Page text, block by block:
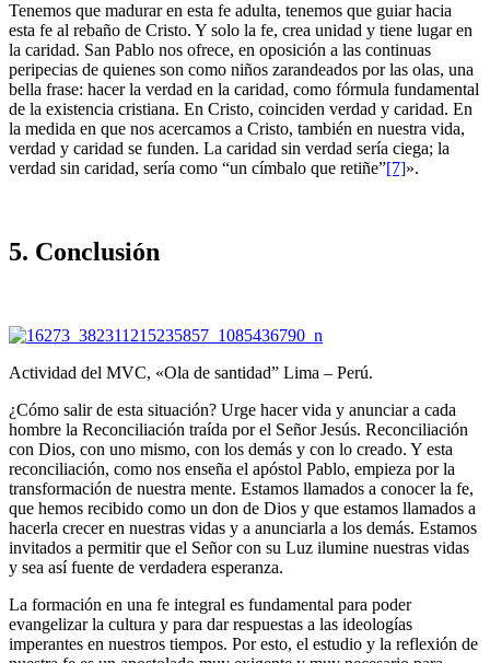
Tenemos que madurar en esta fe adulta, tenemos que guiar hacia
esta fe al rebaño de Cristo. Y solo la fe, crea unidad y tiene lugar en
la caridad. San Pa­blo nos ofrece, en oposición a las continuas
peripecias de quienes son como niños zarandeados por las olas, una
bella frase: hacer la verdad en la caridad, como fórmula fundamental
de la existencia cristiana. En Cristo, coinciden verdad y caridad. En
la medida en que nos acercamos a Cristo, también en nuestra vida,
verdad y caridad se funden. La caridad sin verdad sería ciega; la
verdad sin caridad, sería como “un címbalo que retiñe”[7]».
5. Conclusión
Actividad del MVC, «Ola de santidad” Lima – Perú.
¿Cómo salir de esta situación? Urge hacer vida y anunciar a cada
hombre la Reconciliación traída por el Señor Jesús. Reconciliación
con Dios, con uno mismo, con los demás y con lo creado. Y esta
reconciliación, como nos en­seña el apóstol Pablo, empieza por la
transformación de nuestra mente. Estamos llamados a conocer la fe,
que hemos recibido como un don de Dios y que estamos llamados a
hacerla crecer en nuestras vidas y a anunciarla a los demás. Estamos
invitados a permitir que el Señor con su Luz ilumine nuestras vidas
y sea así fuente de verdadera esperanza.
La formación en una fe integral es fundamental para poder
evangelizar la cultura y para dar respuestas a las ideologías
imperantes en nuestros tiem­pos. Por esto, el estudio y la reflexión de